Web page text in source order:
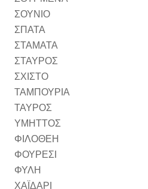
ΣΟΥΝΙΟ
ΣΠΑΤΑ
ΣΤΑΜΑΤΑ
ΣΤΑΥΡΟΣ
ΣΧΙΣΤΟ
ΤΑΜΠΟΥΡΙΑ
ΤΑΥΡΟΣ
ΥΜΗΤΤΟΣ
ΦΙΛΟΘΕΗ
ΦΟΥΡΕΣΙ
ΦΥΛΗ
ΧΑΪΔΑΡΙ